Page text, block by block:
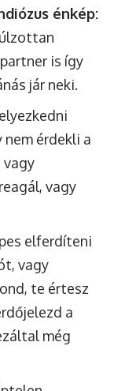
énkép:
is így
jár neki.
nem érdekli a
vagy
vagy
elferdíteni
vagy
te értesz
a
még